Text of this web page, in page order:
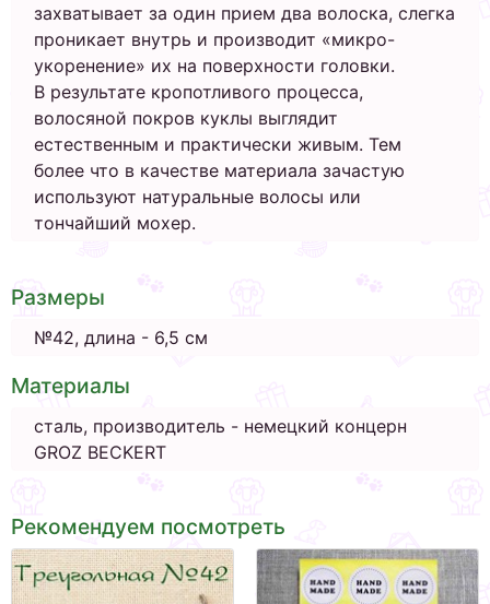
захватывает за один прием два волоска, слегка
проникает внутрь и производит «микро-
укоренение» их на поверхности головки.
В результате кропотливого процесса,
волосяной покров куклы выглядит
естественным и практически живым. Тем
более что в качестве материала зачастую
используют натуральные волосы или
тончайший мохер.
Размеры
№42, длина - 6,5 см
Материалы
сталь, производитель - немецкий концерн
GROZ BECKERT
Рекомендуем посмотреть